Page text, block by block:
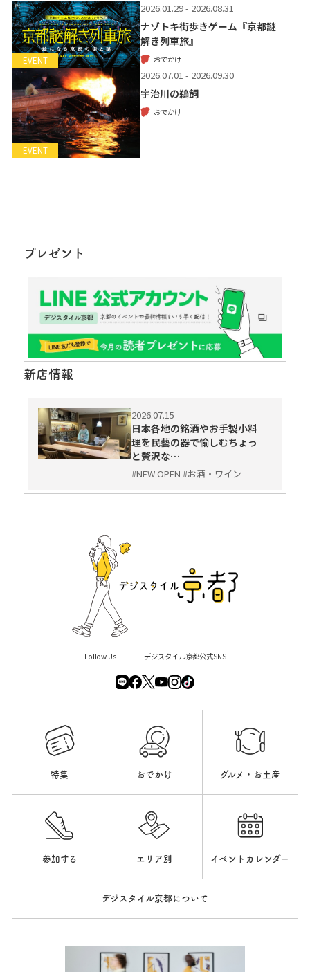
EVENT
2026.01.29 - 2026.08.31
ナゾトキ街歩きゲーム『京都謎
解き列車旅』
おでかけ
EVENT
2026.07.01 - 2026.09.30
宇治川の鵜飼
おでかけ
プレゼント
新店情報
2026.07.15
日本各地の銘酒やお手製小料
理を民藝の器で愉しむちょっ
と贅沢な…
#NEW OPEN #お酒・ワイン
Follow Us デジスタイル京都公式SNS
特集 おでかけ グルメ・お土産
参加する エリア別 イベントカレンダー
デジスタイル京都について